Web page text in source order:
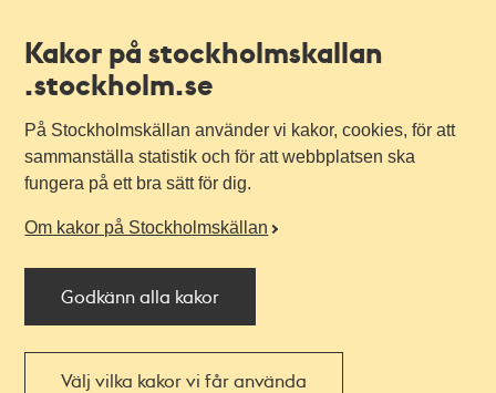
Kakor på stockholmskallan
.stockholm.se
På Stockholmskällan använder vi kakor, cookies, för att
sammanställa statistik och för att webbplatsen ska
fungera på ett bra sätt för dig.
Om kakor på Stockholmskällan
Godkänn alla kakor
Välj vilka kakor vi får använda